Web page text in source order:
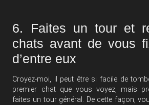
6. Faites un tour et
chats avant de vous
d’entre eux
Croyez-moi, il peut être si facile de
premier chat que vous voyez, mais
faites un tour général. De cette façon,